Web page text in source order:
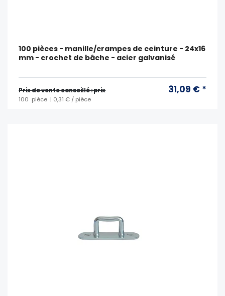
100 pièces - manille/crampes de ceinture - 24x16
mm - crochet de bâche - acier galvanisé
Prix ​​de vente conseillé : prix 31,09 € *
100 pièce | 0,31 € / pièce